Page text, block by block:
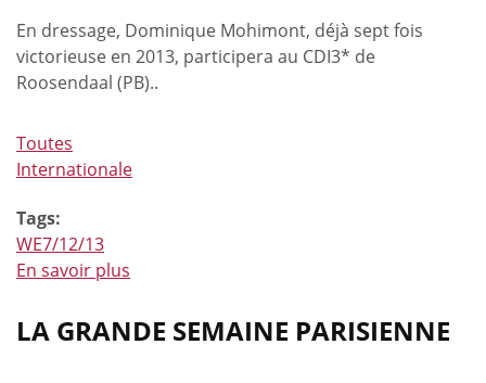
En dressage, Dominique Mohimont, déjà sept fois
victorieuse en 2013, participera au CDI3* de
Roosendaal (PB)..
Toutes
Internationale
Tags:
WE7/12/13
En savoir plus
de
Les
LA GRANDE SEMAINE PARISIENNE